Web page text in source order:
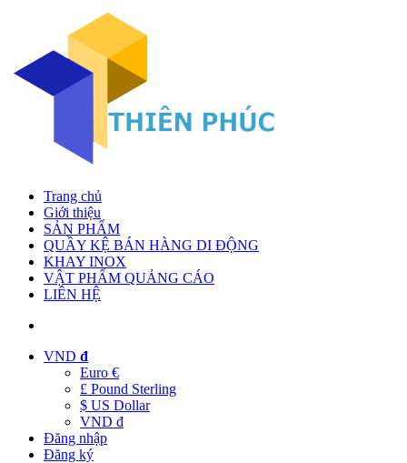
Trang chủ
Giới thiệu
SẢN PHẨM
QUẦY KỆ BÁN HÀNG DI ĐỘNG
KHAY INOX
VẬT PHẨM QUẢNG CÁO
LIÊN HỆ
VND đ
Euro €
£ Pound Sterling
$ US Dollar
VND đ
Đăng nhập
Đăng ký